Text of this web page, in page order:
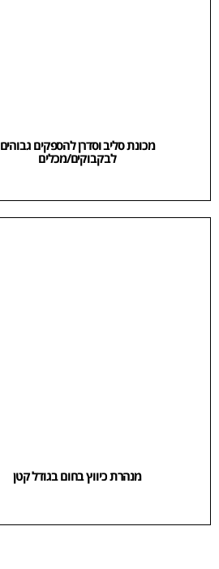
מכונת סליב וסדרן להספקים גבוהים
לבקבוקים/מכלים
מנהרת כיווץ בחום בגודל קטן